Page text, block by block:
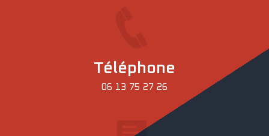
Téléphone
06 13 75 27 26